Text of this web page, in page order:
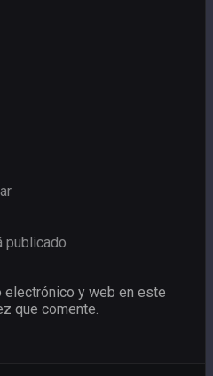
publicado
electrónico y web en este
que comente.